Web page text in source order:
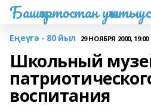
Башҡортостан
Еңеүгә - 80 йыл 29 НОЯБРЯ 2000, 19:00
Школьный
воспитания